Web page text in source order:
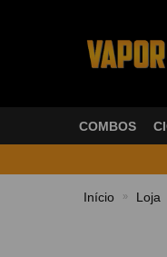
COMBOS
Início » Loja